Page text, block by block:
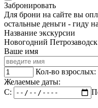
Забронировать
Для брони на сайте вы
остальные деньги - гиду
Название экскурсии
Новогодний Петрозаводск
Ваше имя
Кол-во взрослых:
Желаемые даты:
C: